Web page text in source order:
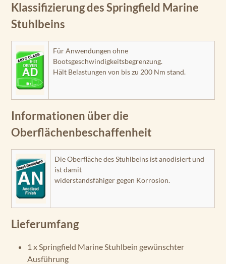
Klassifizierung des Springfield Marine
Stuhlbeins
Für Anwendungen ohne
Bootsgeschwindigkeitsbegrenzung.
Hält Belastungen von bis zu 200 Nm stand.
Informationen über die
Oberflächenbeschaffenheit
Die Oberfläche des Stuhlbeins ist anodisiert und
ist damit
widerstandsfähiger gegen Korrosion.
Lieferumfang
1 x Springfield Marine Stuhlbein gewünschter
Ausführung